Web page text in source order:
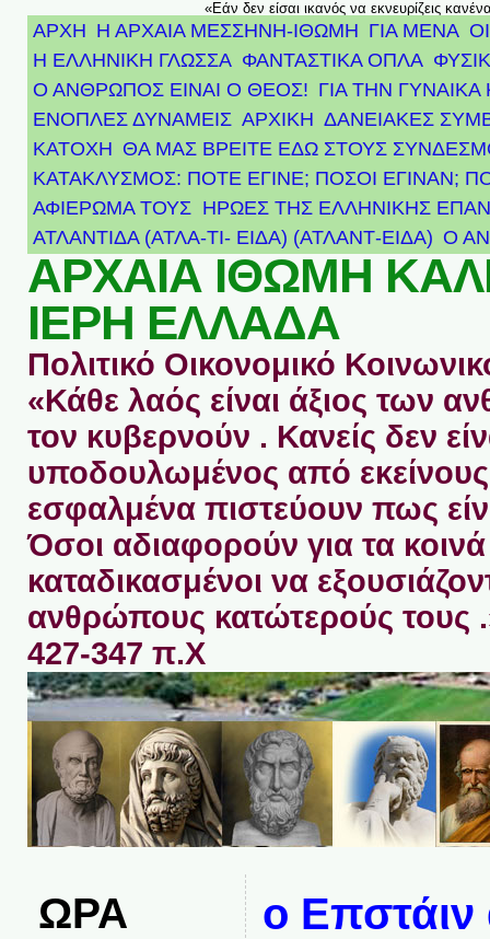
«Εάν δεν είσαι ικανός να εκνευρίζεις
ΑΡΧΗ Η ΑΡΧΑΙΑ ΜΕΣΣΗΝΗ-ΙΘΩΜΗ ΓΙΑ ΜΕΝΑ
Η ΕΛΛΗΝΙΚΗ ΓΛΩΣΣΑ ΦΑΝΤΑΣΤΙΚΑ ΟΠΛΑ
Ο ΑΝΘΡΩΠΟΣ ΕΙΝΑΙ Ο ΘΕΟΣ! ΓΙΑ ΤΗΝ ΓΥΝΑΙΚΑ
ΕΝΟΠΛΕΣ ΔΥΝΑΜΕΙΣ ΑΡΧΙΚΉ ΔΑΝΕΙΑΚΕΣ
ΚΑΤΟΧΗ ΘΑ ΜΑΣ ΒΡΕΙΤΕ ΕΔΩ ΣΤΟΥΣ
ΚΑΤΑΚΛΥΣΜΟΣ: ΠΟΤΕ ΕΓΙΝΕ; ΠΟΣΟΙ ΕΓΙΝΑΝ;
ΑΦΙΈΡΩΜΑ ΤΟΥΣ ΉΡΩΕΣ ΤΗΣ ΕΛΛΗΝΙΚΉΣ
ΑΤΛΑΝΤΊΔΑ (ΑΤΛΑ-ΤΙ- ΕΙΔΑ) (ΑΤΛΑΝΤ-ΕΙΔΑ) Ο
ΑΡΧΑΙΑ ΙΘΩΜΗ
ΙΕΡΗ ΕΛΛΑΔΑ
Πολιτικό Οικονομικό
«Κάθε λαός είναι άξιος των
τον κυβερνούν . Κανείς δεν
υποδουλωμένος από
εσφαλμένα πιστεύουν πως
Όσοι αδιαφορούν για τα κοινά
καταδικασμένοι να
ανθρώπους κατώτερούς τους
427-347 π.Χ
ΩΡΑ
ο Επστάιν